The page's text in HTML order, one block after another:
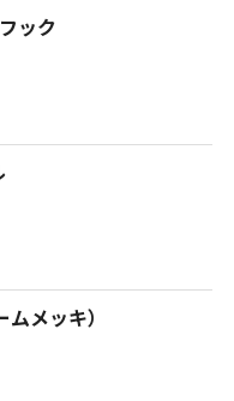
ック
メッキ）